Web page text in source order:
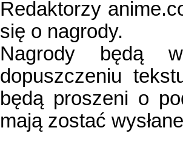
Redaktorzy
się o nagrody.
Nagrody będą
dopuszczeniu
będą proszeni o
mają zostać